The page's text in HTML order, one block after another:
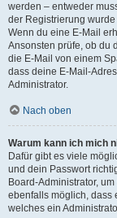
werden – entweder
der Registrierung
Wenn du eine E-Mail
Ansonsten prüfe, ob du
die E-Mail von einem
dass deine E-Mail-
Administrator.
Nach oben
Warum kann ich mich
Dafür gibt es viele
und dein Passwort
Board-Administrator,
ebenfalls möglich, dass
welches ein